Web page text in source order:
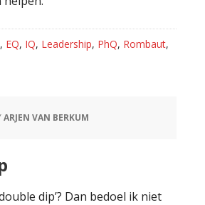
, EQ, IQ, Leadership, PhQ, Rombaut,
ARJEN VAN BERKUM
dip’? Dan bedoel ik niet